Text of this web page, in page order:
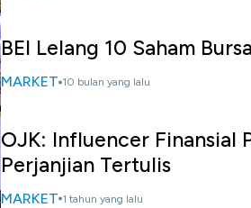
BEI Lelang 10 Saham
MARKET 10 bulan yang lalu
OJK: Influencer Finansial
Perjanjian Tertulis
MARKET 1 tahun yang lalu